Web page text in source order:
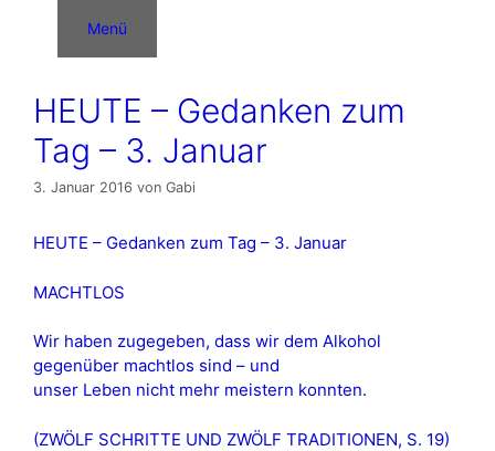
springen
Menü
HEUTE – Gedanken zum
Tag – 3. Januar
3. Januar 2016 von Gabi
HEUTE – Gedanken zum Tag – 3. Januar
MACHTLOS
Wir haben zugegeben, dass wir dem Alkohol
gegenüber machtlos sind – und
unser Leben nicht mehr meistern konnten.
(ZWÖLF SCHRITTE UND ZWÖLF TRADITIONEN, S. 19)